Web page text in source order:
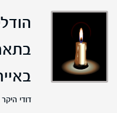
בתאריך 10/
דודי היקר